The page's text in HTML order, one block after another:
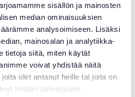
sisällön ja mainosten
median ominaisuuksien
analysoimiseen. Lisäksi
mainosalan ja analytiikka-
tietoja siitä, miten käytät
voivat yhdistää näitä
olet antanut heille tai joita on
heidän palvelujaan.
kasvomaalausta,
sekä rentoa
mikä tekisi Forssasta
paikan.
Forssan Kokoomus Holjat